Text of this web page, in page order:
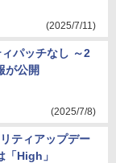
(2025/7/11)
パッチなし ～2
が公開
(2025/7/8)
ティアップデー
「High」